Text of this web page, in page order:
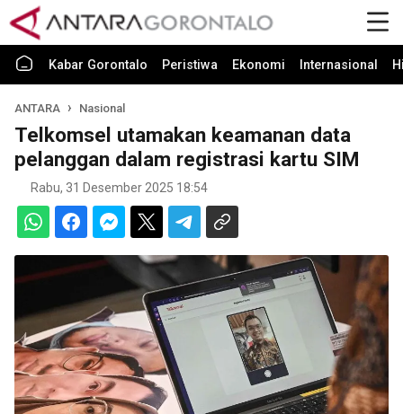
Kabar Gorontalo Peristiwa Ekonomi Internasional
ANTARA Nasional
Telkomsel utamakan keamanan data
pelanggan dalam registrasi kartu SIM
Rabu, 31 Desember 2025 18:54